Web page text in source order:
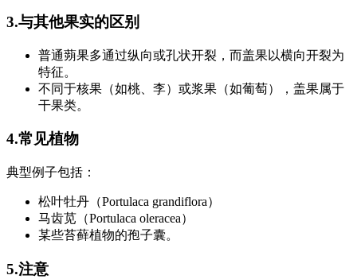
3.与其他果实的区别
普通蒴果多通过纵向或孔状开裂，而盖果以横向开裂为
特征。
不同于核果（如桃、李）或浆果（如葡萄），盖果属于
干果类。
4.常见植物
典型例子包括：
松叶牡丹（Portulaca grandiflora）
马齿苋（Portulaca oleracea）
某些苔藓植物的孢子囊。
5.注意